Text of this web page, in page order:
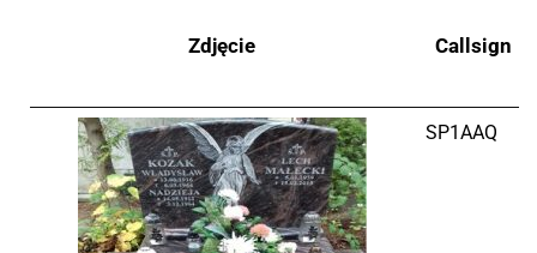
Zdjęcie Callsign
SP1AAQ